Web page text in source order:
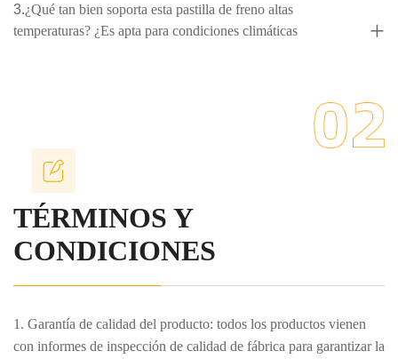
3.¿Qué tan bien soporta esta pastilla de freno altas
temperaturas? ¿Es apta para condiciones climáticas
+
+
¿Cuáles son las ventajas significativas de los pernos del
kit de freno de alto rendimiento y respetuosos con el medio
ambiente de su empresa, disponibles en varios colores?
TÉRMINOS Y
CONDICIONES
1. Garantía de calidad del producto: todos los productos vienen
con informes de inspección de calidad de fábrica para garantizar la